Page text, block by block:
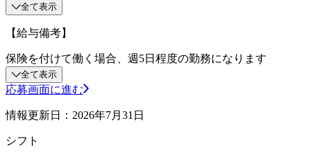
全て表示
【給与備考】
保険を付けて働く場合、週5日程度の勤務になります
全て表示
応募画面に進む
情報更新日：2026年7月31日
シフト